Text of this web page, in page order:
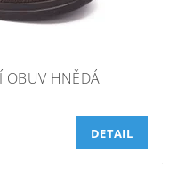
OBUV HNĚDÁ
DETAIL